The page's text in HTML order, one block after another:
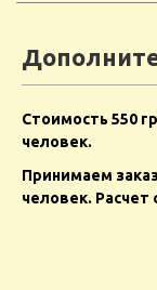
Стоимость 550
человек.
Принимаем
человек.